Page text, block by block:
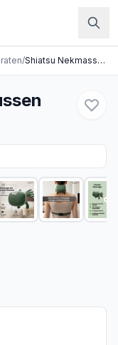
/ Shiatsu Nekmassagekussen met Warmte